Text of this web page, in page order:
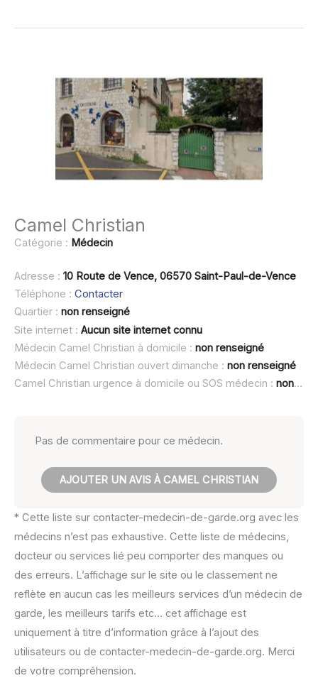
Camel Christian
Catégorie : Médecin
Adresse : 10 Route de Vence, 06570 Saint-Paul-de-Vence
Téléphone : Contacter
Quartier : non renseigné
Site internet : Aucun site internet connu
Médecin Camel Christian à domicile : non renseigné
Médecin Camel Christian ouvert dimanche : non renseigné
Camel Christian urgence à domicile ou SOS médecin : non renseigné
Pas de commentaire pour ce médecin.
AJOUTER UN AVIS À CAMEL CHRISTIAN
* Cette liste sur contacter-medecin-de-garde.org avec les
médecins n’est pas exhaustive. Cette liste de médecins,
docteur ou services lié peu comporter des manques ou
des erreurs. L’affichage sur le site ou le classement ne
reflète en aucun cas les meilleurs services d’un médecin de
garde, les meilleurs tarifs etc… cet affichage est
uniquement à titre d’information grâce à l’ajout des
utilisateurs ou de contacter-medecin-de-garde.org. Merci
de votre compréhension.